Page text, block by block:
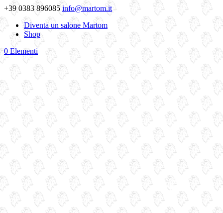
+39 0383 896085 info@martom.it
Diventa un salone Martom
Shop
0 Elementi